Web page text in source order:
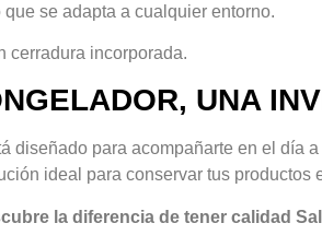
se adapta a cualquier entorno.
cerradura incorporada.
UNA
diseñado para acompañarte en el día
ideal para conservar tus productos
la diferencia de tener calidad